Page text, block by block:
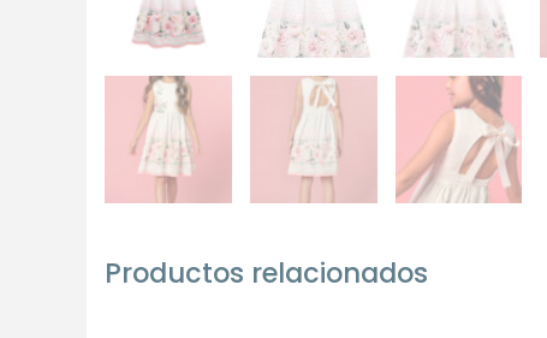
Productos relacionados